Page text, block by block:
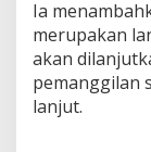
Ia
merupakan
akan
pemanggilan
lanjut.